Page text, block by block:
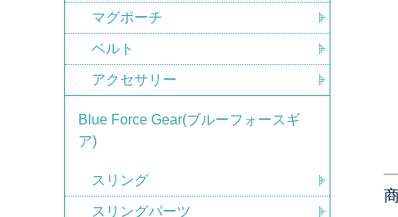
マグポーチ
ベルト
アクセサリー
Blue Force Gear(ブルーフォースギ
ア)
スリング
スリングパーツ